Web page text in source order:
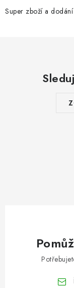
Super zboží a dodání